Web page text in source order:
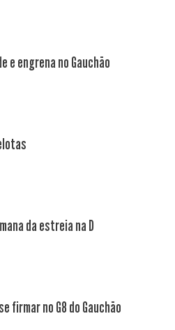
e engrena no Gauchão
da estreia na D
firmar no G8 do Gauchão